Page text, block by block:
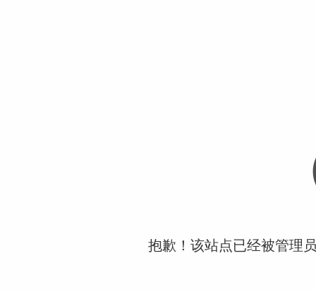
抱歉！该站点已经被管理